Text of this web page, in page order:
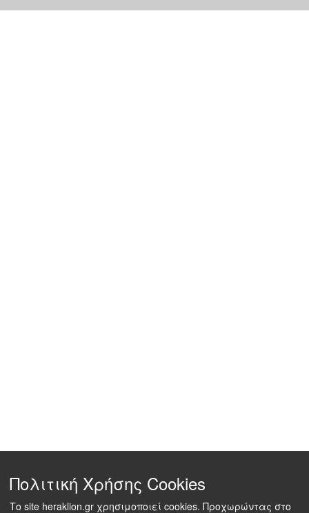
Πολιτική Χρήσης Cookies
Το site heraklion.gr χρησιμοποιεί cookies. Προχωρώντας στο